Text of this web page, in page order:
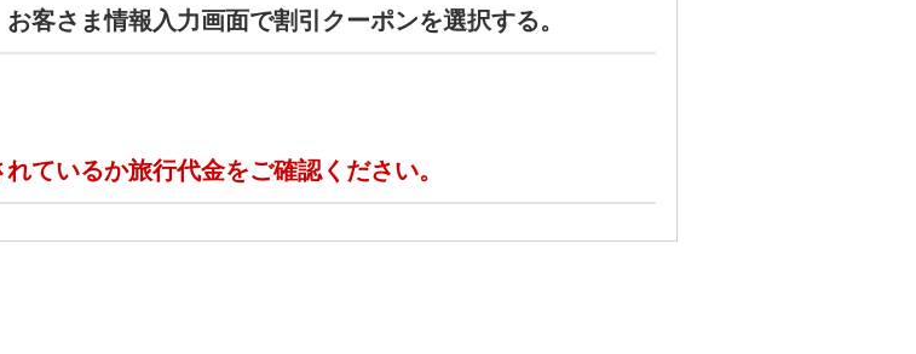
客さま情報入力画面で割引クーポンを選択する。
ているか旅行代金をご確認ください。